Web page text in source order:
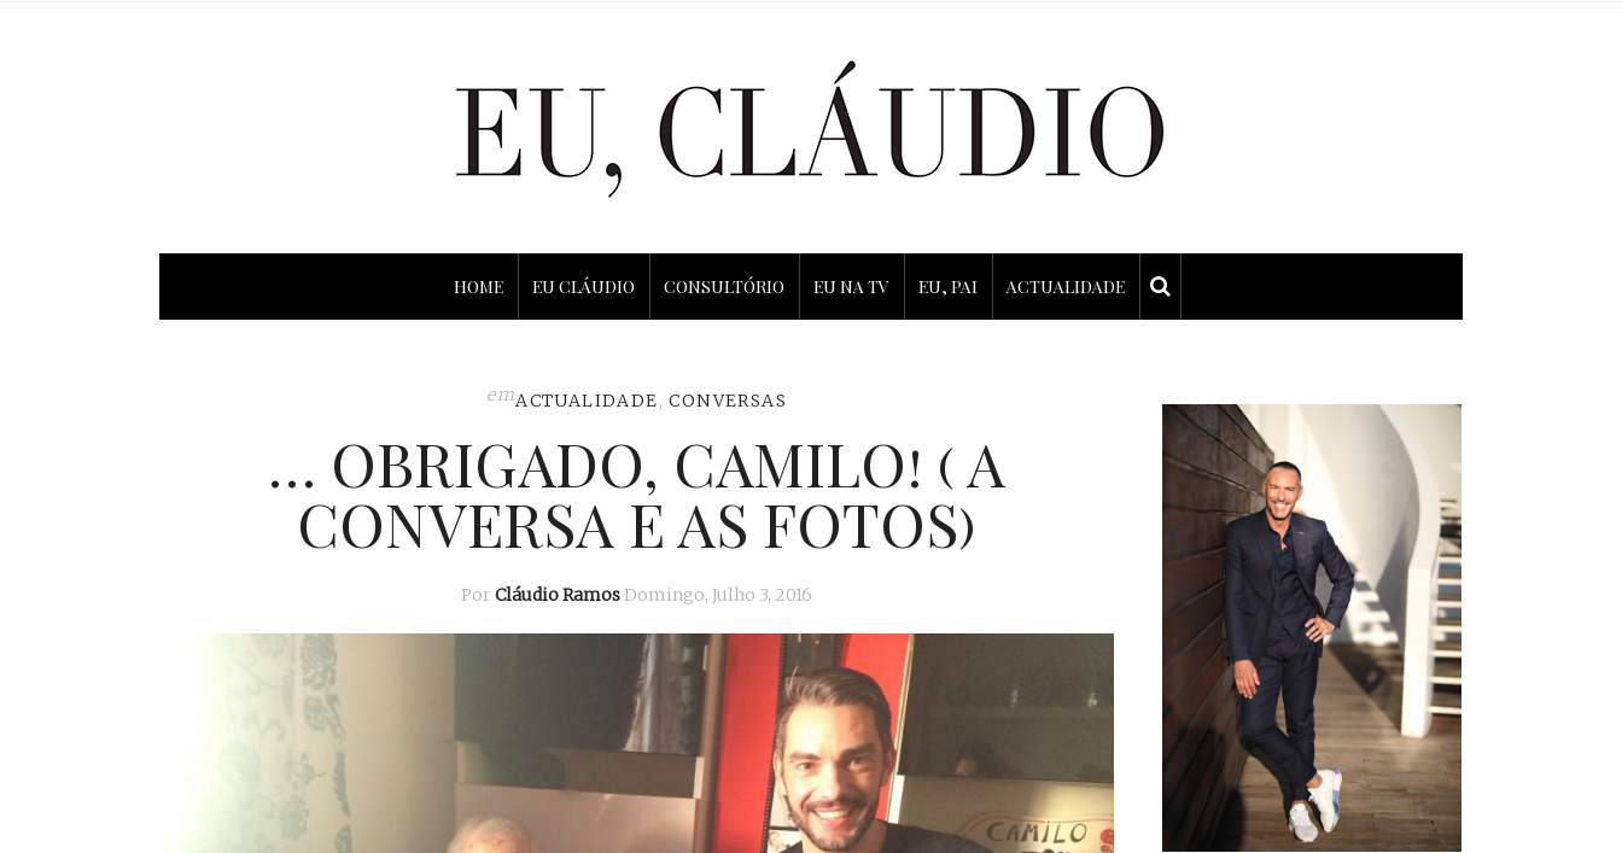
HOME EU CLÁUDIO CONSULTÓRIO EU NA TV EU, PAI ACTUALIDADE
emACTUALIDADE,CONVERSAS
… OBRIGADO, CAMILO! ( A
CONVERSA E AS FOTOS)
PorCláudio RamosDomingo, Julho 3, 2016